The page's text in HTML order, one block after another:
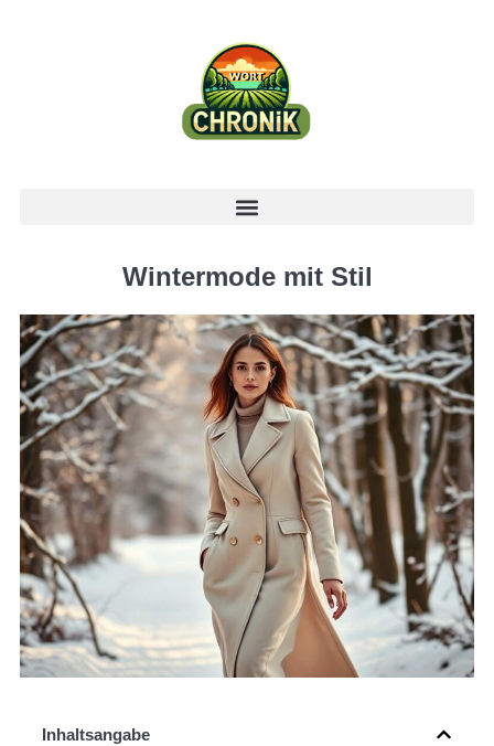
Wintermode mit Stil
Inhaltsangabe